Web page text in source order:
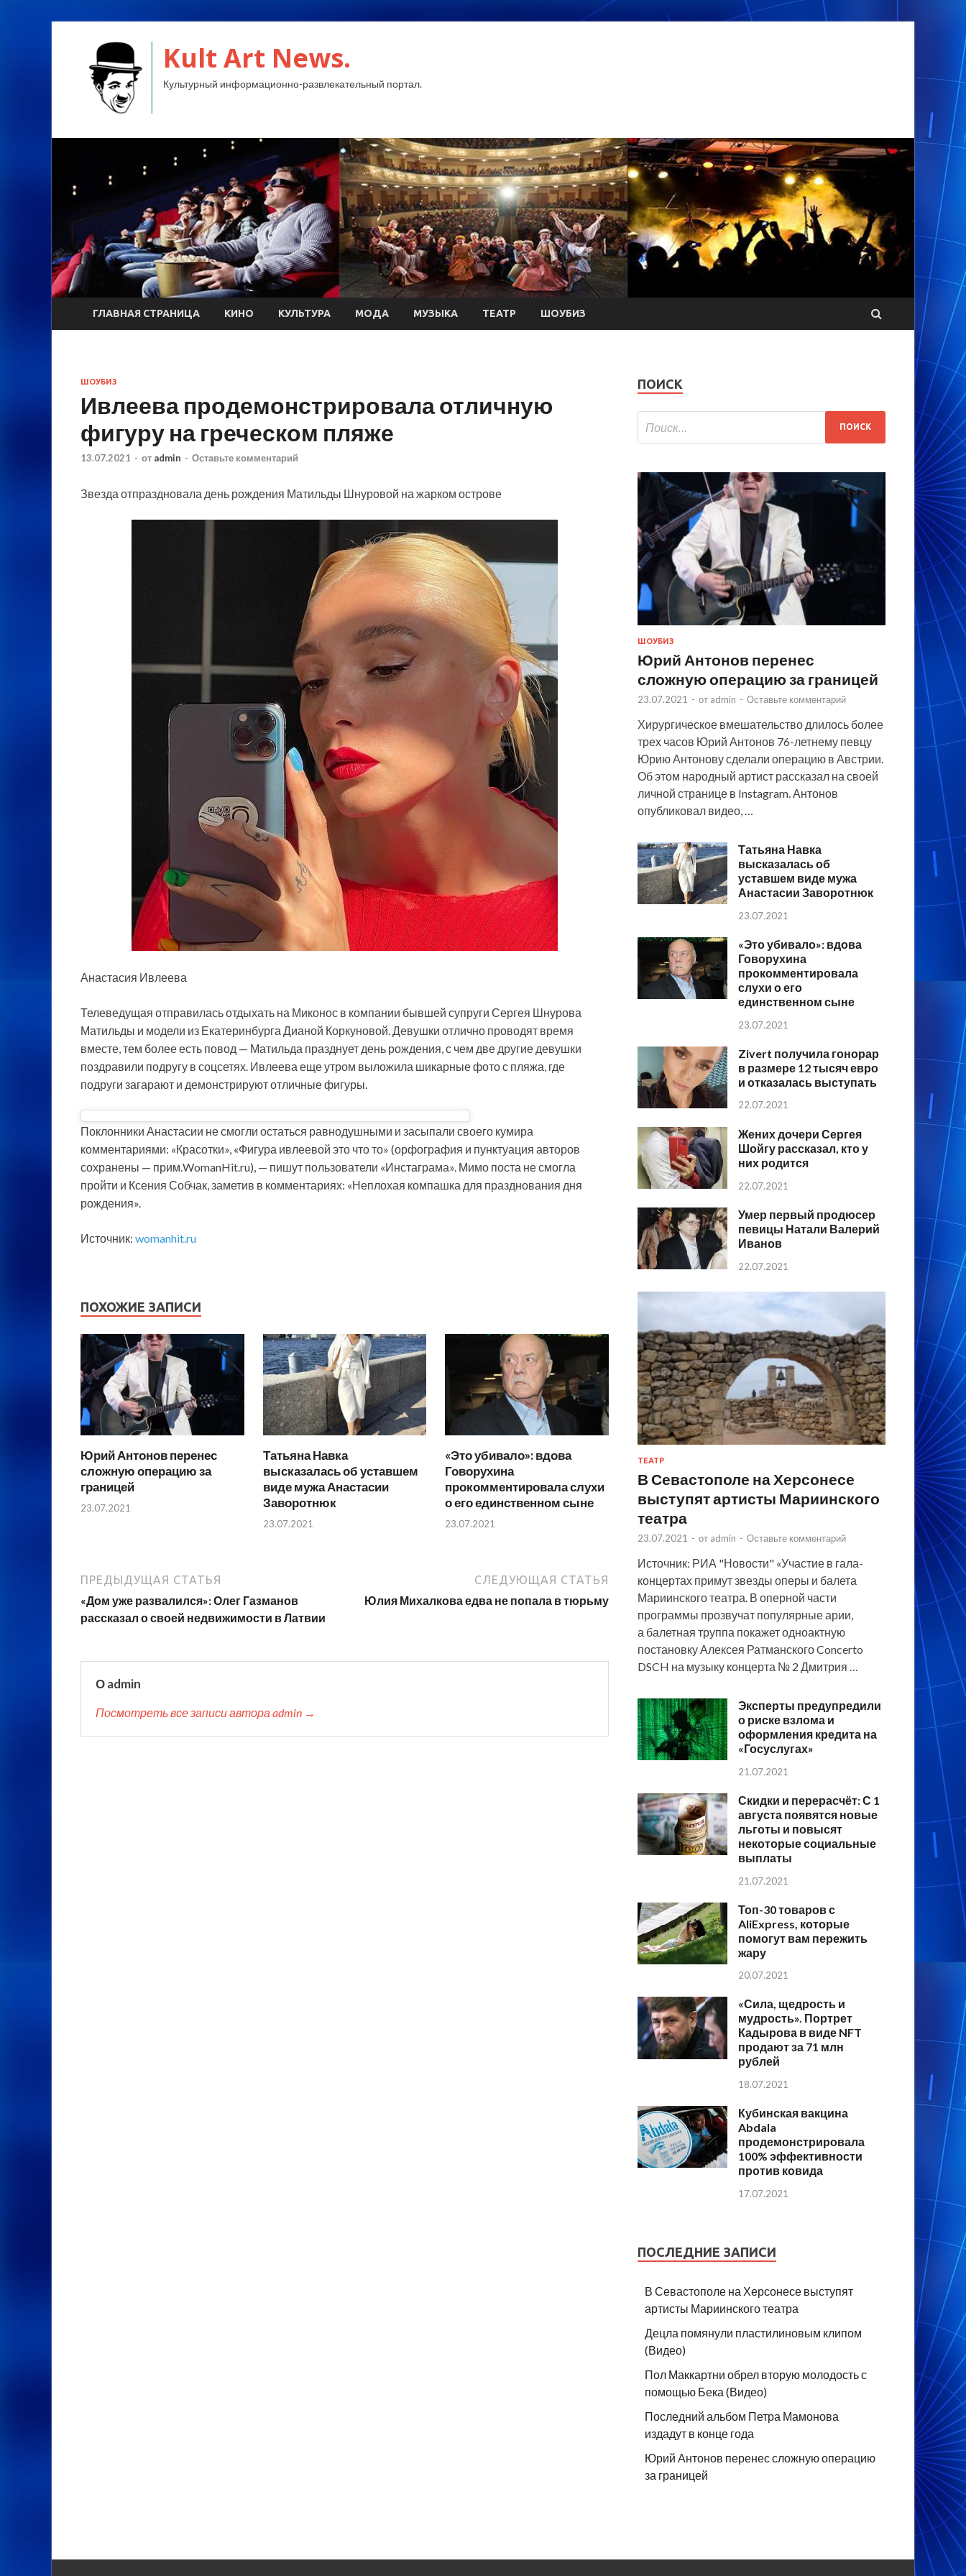
Kult Art News.
Культурный информационно-развлекательный портал.
ГЛАВНАЯ СТРАНИЦА КИНО КУЛЬТУРА МОДА МУЗЫКА ТЕАТР ШОУБИЗ
ШОУБИЗ
Ивлеева продемонстрировала отличную
фигуру на греческом пляже
13.07.2021 - от admin - Оставьте комментарий
Звезда отпраздновала день рождения Матильды Шнуровой на жарком острове
Анастасия Ивлеева
Телеведущая отправилась отдыхать на Миконос в компании бывшей супруги Сергея Шнурова
Матильды и модели из Екатеринбурга Дианой Коркуновой. Девушки отлично проводят время
вместе, тем более есть повод — Матильда празднует день рождения, с чем две другие девушки
поздравили подругу в соцсетях. Ивлеева еще утром выложила шикарные фото с пляжа, где
подруги загарают и демонстрируют отличные фигуры.
Поклонники Анастасии не смогли остаться равнодушными и засыпали своего кумира
комментариями: «Красотки», «Фигура ивлеевой это что то» (орфография и пунктуация авторов
сохранены — прим.WomanHit.ru), — пишут пользователи «Инстаграма». Мимо поста не смогла
пройти и Ксения Собчак, заметив в комментариях: «Неплохая компашка для празднования дня
рождения».
Источник: womanhit.ru
ПОХОЖИЕ ЗАПИСИ
Юрий Антонов перенес
сложную операцию за
границей
23.07.2021
Татьяна Навка
высказалась об уставшем
виде мужа Анастасии
Заворотнюк
23.07.2021
«Это убивало»: вдова
Говорухина
прокомментировала слухи
о его единственном сыне
23.07.2021
ПРЕДЫДУЩАЯ СТАТЬЯ
«Дом уже развалился»: Олег Газманов
рассказал о своей недвижимости в Латвии
СЛЕДУЮЩАЯ СТАТЬЯ
Юлия Михалкова едва не попала в тюрьму
О admin
Посмотреть все записи автора admin →
ПОИСК
ШОУБИЗ
Юрий Антонов перенес
сложную операцию за границей
23.07.2021 - от admin - Оставьте комментарий
Хирургическое вмешательство длилось более
трех часов Юрий Антонов 76-летнему певцу
Юрию Антонову сделали операцию в Австрии.
Об этом народный артист рассказал на своей
личной странице в Instagram. Антонов
опубликовал видео, …
Татьяна Навка
высказалась об
уставшем виде мужа
Анастасии Заворотнюк
23.07.2021
«Это убивало»: вдова
Говорухина
прокомментировала
слухи о его
единственном сыне
23.07.2021
Zivert получила гонорар
в размере 12 тысяч евро
и отказалась выступать
22.07.2021
Жених дочери Сергея
Шойгу рассказал, кто у
них родится
22.07.2021
Умер первый продюсер
певицы Натали Валерий
Иванов
22.07.2021
ТЕАТР
В Севастополе на Херсонесе
выступят артисты Мариинского
театра
23.07.2021 - от admin - Оставьте комментарий
Источник: РИА "Новости" «Участие в гала-
концертах примут звезды оперы и балета
Мариинского театра. В оперной части
программы прозвучат популярные арии,
а балетная труппа покажет одноактную
постановку Алексея Ратманского Concerto
DSCH на музыку концерта № 2 Дмитрия …
Эксперты предупредили
о риске взлома и
оформления кредита на
«Госуслугах»
21.07.2021
Скидки и перерасчёт: С 1
августа появятся новые
льготы и повысят
некоторые социальные
выплаты
21.07.2021
Топ-30 товаров с
AliExpress, которые
помогут вам пережить
жару
20.07.2021
«Сила, щедрость и
мудрость». Портрет
Кадырова в виде NFT
продают за 71 млн
рублей
18.07.2021
Кубинская вакцина
Abdala
продемонстрировала
100% эффективности
против ковида
17.07.2021
ПОСЛЕДНИЕ ЗАПИСИ
В Севастополе на Херсонесе выступят
артисты Мариинского театра
Децла помянули пластилиновым клипом
(Видео)
Пол Маккартни обрел вторую молодость с
помощью Бека (Видео)
Последний альбом Петра Мамонова
издадут в конце года
Юрий Антонов перенес сложную операцию
за границей